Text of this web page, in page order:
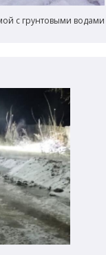
с грунтовыми водами